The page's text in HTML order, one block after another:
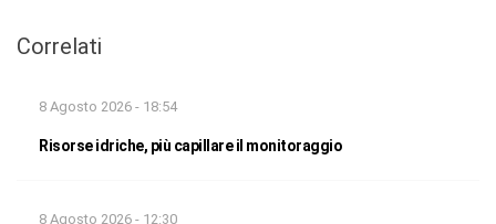
Correlati
8 Agosto 2026 - 18:54
Risorse idriche, più capillare il monitoraggio
8 Agosto 2026 - 12:30